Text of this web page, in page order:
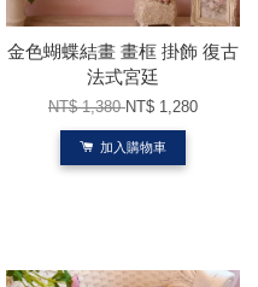
金色蝴蝶結畫 畫框 掛飾 復古
法式宮廷
NT$ 1,380NT$ 1,280
加入購物車